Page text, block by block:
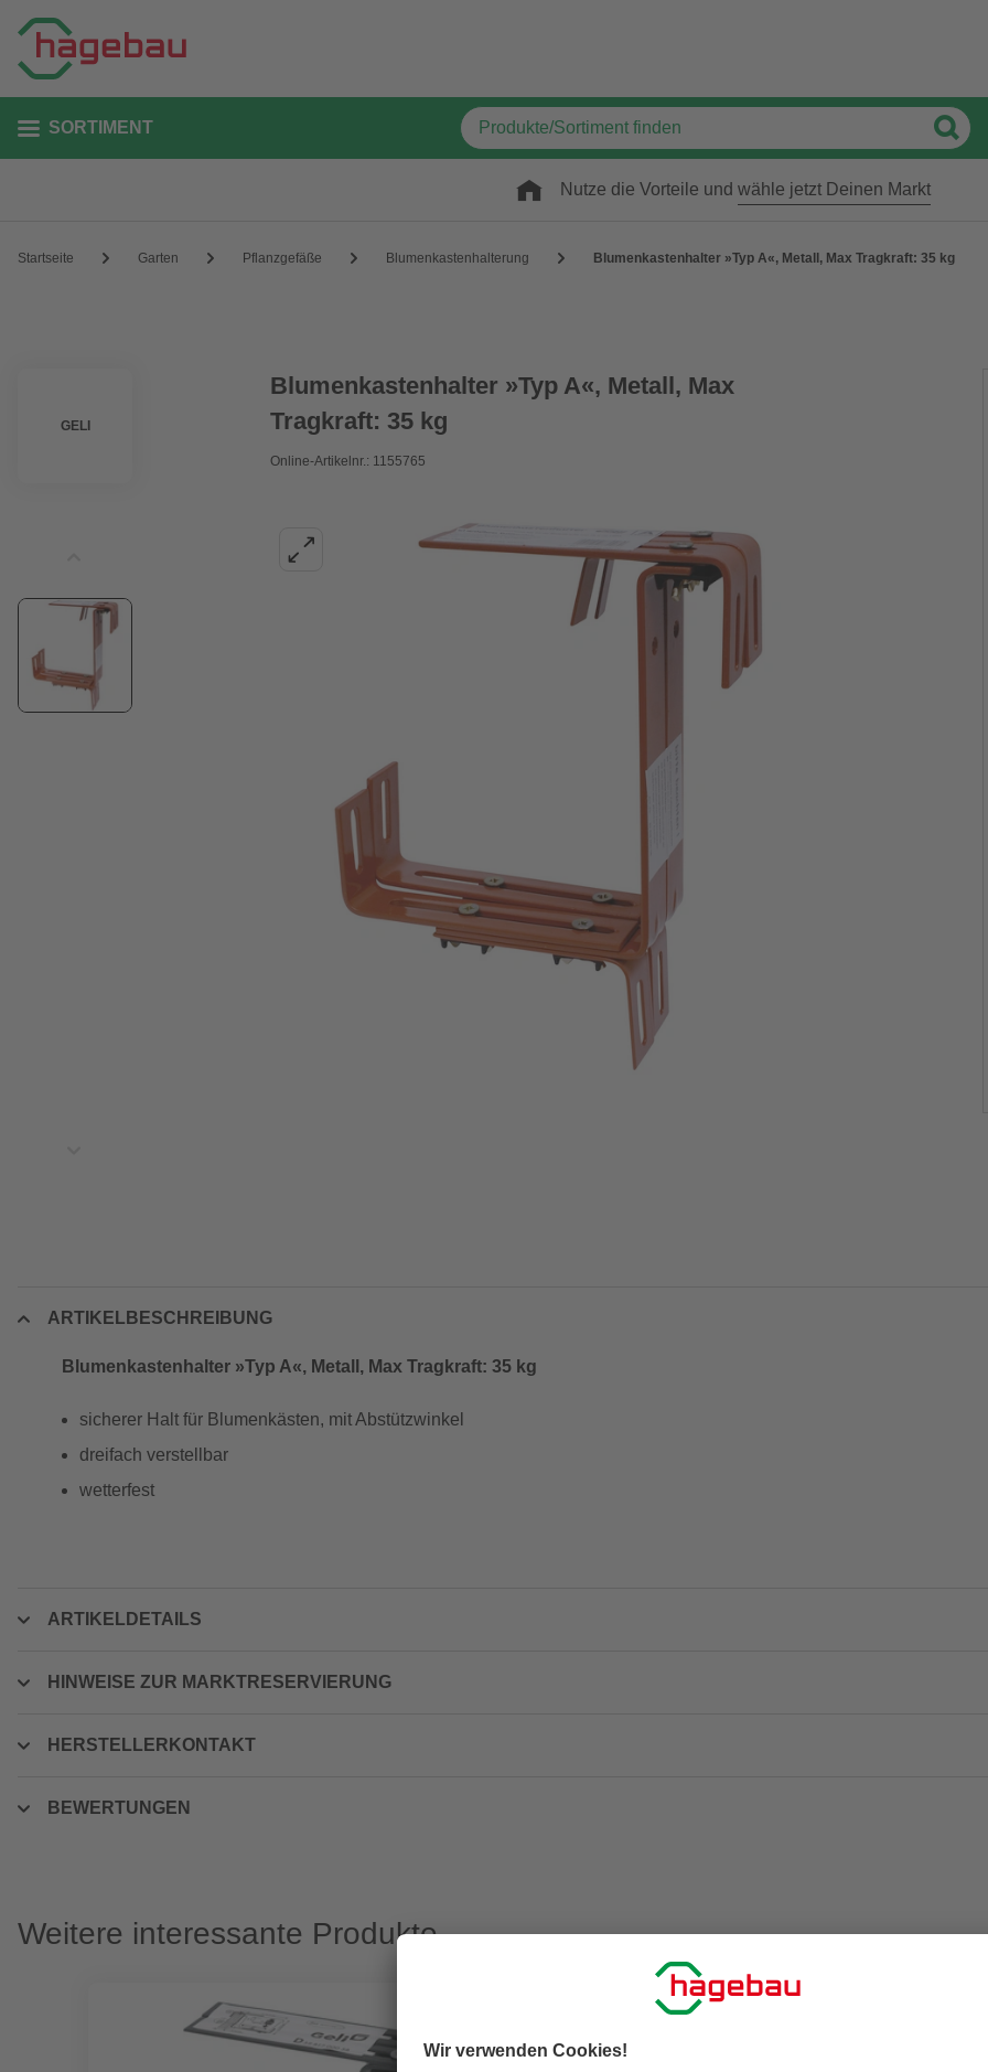
SORTIMENT
Nutze die Vorteile und wähle jetzt Deinen Markt
Startseite Garten Pflanzgefäße Blumenkastenhalterung Blumenkastenhalter »Typ A«, Metall, Max Tragkraft: 35 kg
GELI
Blumenkastenhalter »Typ A«, Metall, Max
Tragkraft: 35 kg
Online-Artikelnr.: 1155765
ARTIKELBESCHREIBUNG
Blumenkastenhalter »Typ A«, Metall, Max Tragkraft: 35 kg
sicherer Halt für Blumenkästen, mit Abstützwinkel
dreifach verstellbar
wetterfest
ARTIKELDETAILS
HINWEISE ZUR MARKTRESERVIERUNG
HERSTELLERKONTAKT
BEWERTUNGEN
Weitere interessante Produkte